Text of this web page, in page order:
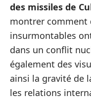
des missiles de
montrer comment
insurmontables
dans un conflit
également des
ainsi la gravité de
les relations